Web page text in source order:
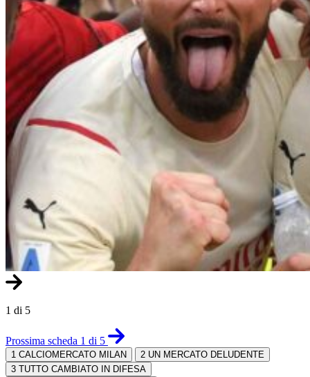
1 di 5
Prossima scheda 1 di 5
1 CALCIOMERCATO MILAN 2 UN MERCATO DELUDENTE
3 TUTTO CAMBIATO IN DIFESA